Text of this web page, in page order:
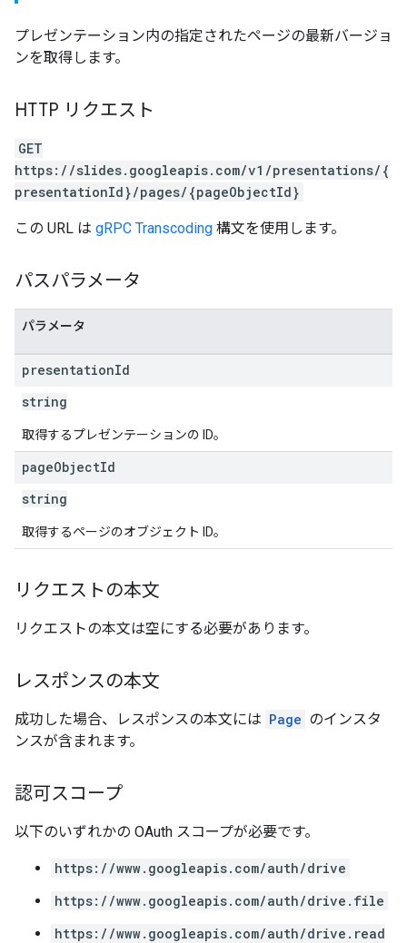
プレゼンテーション内の指定されたページの最新バージョ
ンを取得します。
HTTP リクエスト
GET
https://slides.googleapis.com/v1/presentations/{
presentationId}/pages/{pageObjectId}
この URL は gRPC Transcoding 構文を使用します。
パスパラメータ
パラメータ
presentationId
string
取得するプレゼンテーションの ID。
pageObjectId
string
取得するページのオブジェクト ID。
リクエストの本文
リクエストの本文は空にする必要があります。
レスポンスの本文
成功した場合、レスポンスの本文には Page のインスタ
ンスが含まれます。
認可スコープ
以下のいずれかの OAuth スコープが必要です。
https://www.googleapis.com/auth/drive
https://www.googleapis.com/auth/drive.file
https://www.googleapis.com/auth/drive.read